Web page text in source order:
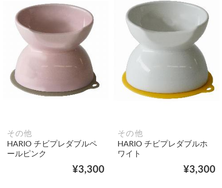
その他
HARIO チビプレダブルペ
ールピンク
¥3,300
その他
HARIO チビプレダブルホ
ワイト
¥3,300